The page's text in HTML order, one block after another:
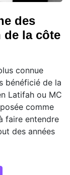
des
la côte
connue
bénéficié de la
Latifah ou MC
comme
faire entendre
des années